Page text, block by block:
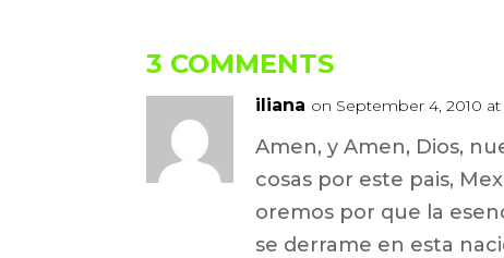
3 COMMENTS
iliana on September 4, 2010 at
Amen, y Amen, Dios,
cosas por este pais,
oremos por que la
se derrame en esta